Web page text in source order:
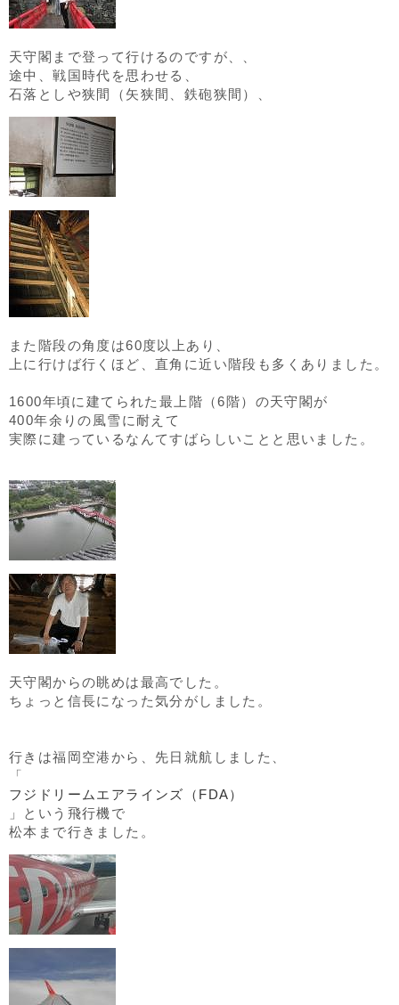
天守閣まで登って行けるのですが、、
途中、戦国時代を思わせる、
石落としや狭間（矢狭間、鉄砲狭間）、
また階段の角度は60度以上あり、
上に行けば行くほど、直角に近い階段も多くありました。
1600年頃に建てられた最上階（6階）の天守閣が
400年余りの風雪に耐えて
実際に建っているなんてすばらしいことと思いました。
天守閣からの眺めは最高でした。
ちょっと信長になった気分がしました。
行きは福岡空港から、先日就航しました、
「
フジドリームエアラインズ（FDA）
」という飛行機で
松本まで行きました。